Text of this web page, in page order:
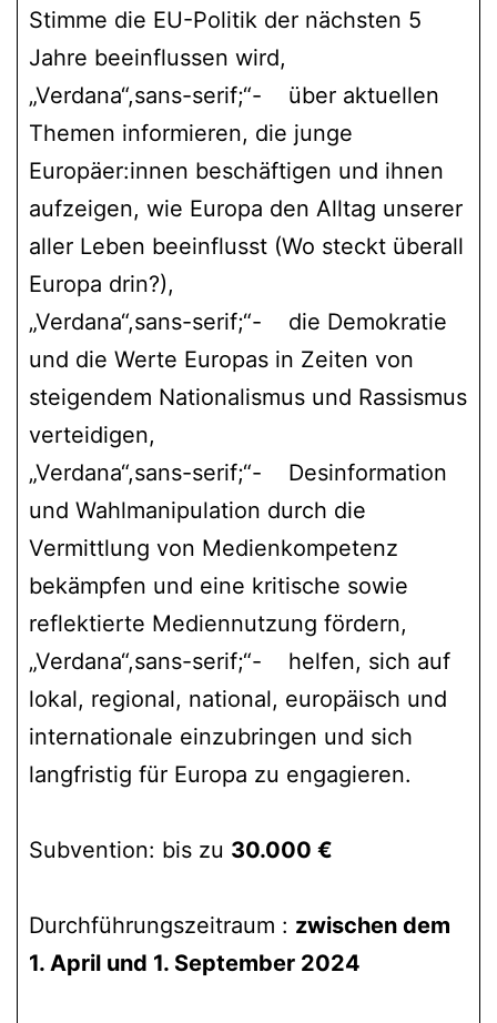
Stimme die EU-Politik der nächsten 5
Jahre beeinflussen wird,
„Verdana“,sans-serif;“- über aktuellen
Themen informieren, die junge
Europäer:innen beschäftigen und ihnen
aufzeigen, wie Europa den Alltag unserer
aller Leben beeinflusst (Wo steckt überall
Europa drin?),
„Verdana“,sans-serif;“- die Demokratie
und die Werte Europas in Zeiten von
steigendem Nationalismus und Rassismus
verteidigen,
„Verdana“,sans-serif;“- Desinformation
und Wahlmanipulation durch die
Vermittlung von Medienkompetenz
bekämpfen und eine kritische sowie
reflektierte Mediennutzung fördern,
„Verdana“,sans-serif;“- helfen, sich auf
lokal, regional, national, europäisch und
internationale einzubringen und sich
langfristig für Europa zu engagieren.
Subvention: bis zu 30.000 €
Durchführungszeitraum : zwischen dem
1. April und 1. September 2024